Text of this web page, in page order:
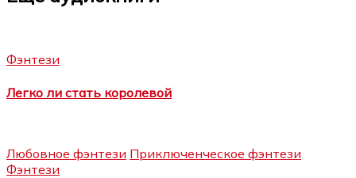
Фэнтези
Легко ли стать королевой
Любовное фэнтези Приключенческое фэнтези
Фэнтези